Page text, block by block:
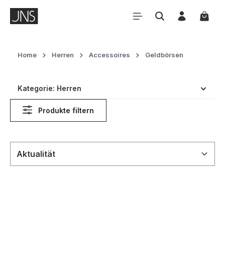
Zum Hauptinhalt springen
Home Herren Accessoires Geldbörsen
Kategorie: Herren
Produkte filtern